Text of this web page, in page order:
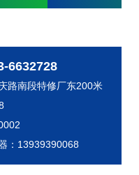
6632728
路南段特修厂东200米
：13939390068